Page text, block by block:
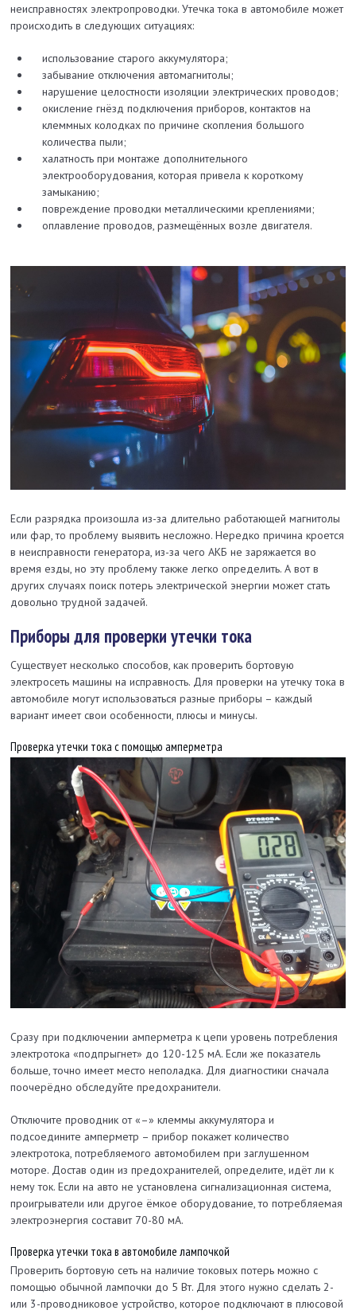
неисправностях электропроводки. Утечка тока в автомобиле может
происходить в следующих ситуациях:
использование старого аккумулятора;
забывание отключения автомагнитолы;
нарушение целостности изоляции электрических проводов;
окисление гнёзд подключения приборов, контактов на
клеммных колодках по причине скопления большого
количества пыли;
халатность при монтаже дополнительного
электрооборудования, которая привела к короткому
замыканию;
повреждение проводки металлическими креплениями;
оплавление проводов, размещённых возле двигателя.
Если разрядка произошла из-за длительно работающей магнитолы
или фар, то проблему выявить несложно. Нередко причина кроется
в неисправности генератора, из-за чего АКБ не заряжается во
время езды, но эту проблему также легко определить. А вот в
других случаях поиск потерь электрической энергии может стать
довольно трудной задачей.
Приборы для проверки утечки тока
Существует несколько способов, как проверить бортовую
электросеть машины на исправность. Для проверки на утечку тока в
автомобиле могут использоваться разные приборы – каждый
вариант имеет свои особенности, плюсы и минусы.
Проверка утечки тока с помощью амперметра
Сразу при подключении амперметра к цепи уровень потребления
электротока «подпрыгнет» до 120-125 мА. Если же показатель
больше, точно имеет место неполадка. Для диагностики сначала
поочерёдно обследуйте предохранители.
Отключите проводник от «–» клеммы аккумулятора и
подсоедините амперметр – прибор покажет количество
электротока, потребляемого автомобилем при заглушенном
моторе. Достав один из предохранителей, определите, идёт ли к
нему ток. Если на авто не установлена сигнализационная система,
проигрыватели или другое ёмкое оборудование, то потребляемая
электроэнергия составит 70-80 мА.
Проверка утечки тока в автомобиле лампочкой
Проверить бортовую сеть на наличие токовых потерь можно с
помощью обычной лампочки до 5 Вт. Для этого нужно сделать 2-
или 3-проводниковое устройство, которое подключают в плюсовой